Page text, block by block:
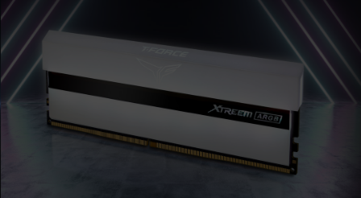
（XMP 2.0），否则内存可能无法达到标示的超频
频率。
十铨科技的内存模块皆在正常电压情况下进行验
证，若有处理器或主板故障状况，请联系处理器或
主板相关售后服务。